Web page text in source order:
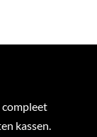
compleet
kassen.